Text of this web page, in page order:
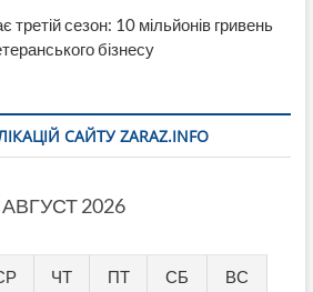
третій сезон: 10 мільйонів гривень
бізнесу
САЙТУ ZARAZ.INFO
АВГУСТ 2026
ЧТ ПТ СБ ВС